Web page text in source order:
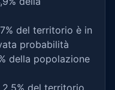
del territorio è in
probabilità
della popolazione
2,5% del territorio